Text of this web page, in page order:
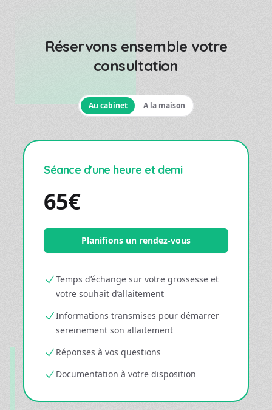
Réservons ensemble votre
consultation
Au cabinet A la maison
Séance d'une heure et demi
65€
Planifions un rendez-vous
Temps d’échange sur votre grossesse et
votre souhait d’allaitement
Informations transmises pour démarrer
sereinement son allaitement
Réponses à vos questions
Documentation à votre disposition